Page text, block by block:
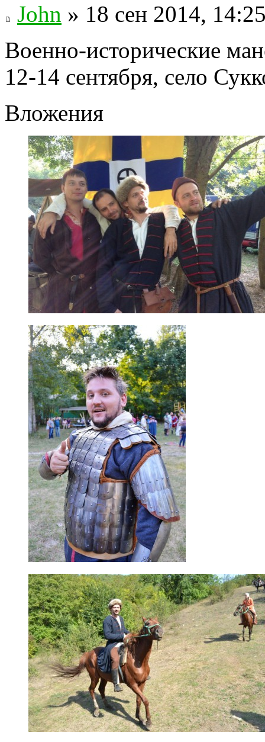
John » 18 сен 2014,
Военно-исторические
12-14 сентября, село
Вложения